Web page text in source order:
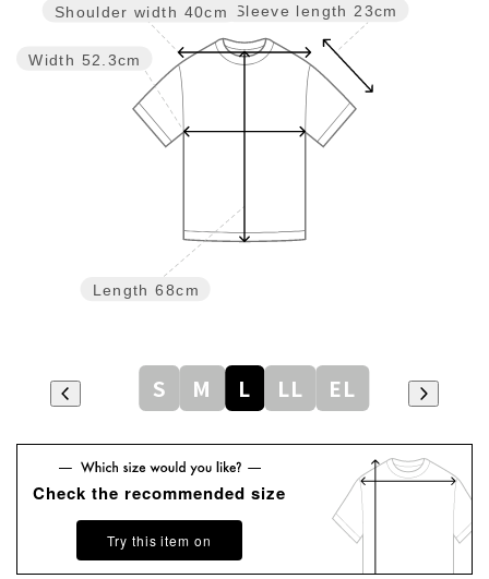
Sleeve length 23cm
Length 68cm
Width 52.3cm
Shoulder width 40cm
S M L LL EL
Check the recommended size
Try this item on